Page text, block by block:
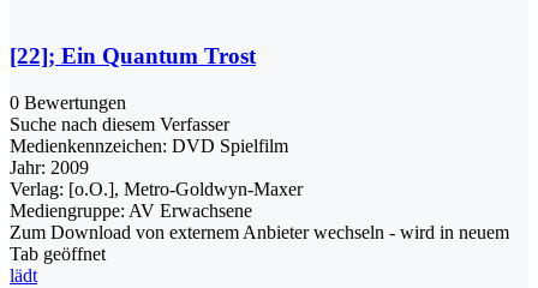
[22]; Ein Quantum Trost
0 Bewertungen
Suche nach diesem Verfasser
Medienkennzeichen: DVD Spielfilm
Jahr: 2009
Verlag: [o.O.], Metro-Goldwyn-Maxer
Mediengruppe: AV Erwachsene
Zum Download von externem Anbieter wechseln - wird in neuem
Tab geöffnet
lädt